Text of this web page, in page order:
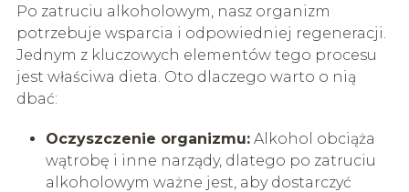
Po zatruciu alkoholowym, nasz organizm
potrzebuje wsparcia i odpowiedniej regeneracji.
Jednym z kluczowych elementów tego procesu
jest właściwa dieta. Oto dlaczego warto o nią
dbać:
Oczyszczenie organizmu:Alkohol obciąża
wątrobę i inne narządy, dlatego po zatruciu
alkoholowym ważne jest, aby dostarczyć